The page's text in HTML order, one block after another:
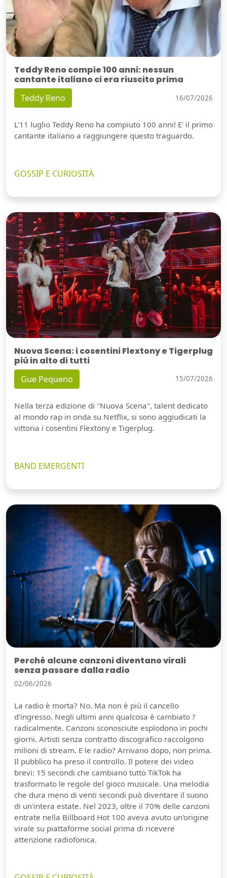
Teddy Reno compie 100 anni: nessun
cantante italiano ci era riuscito prima
Teddy Reno 16/07/2026
L'11 luglio Teddy Reno ha compiuto 100 anni! E' il primo
cantante italiano a raggiungere questo traguardo.
GOSSIP E CURIOSITÀ
Nuova Scena: i cosentini Flextony e Tigerplug
più in alto di tutti
Gue Pequeno 15/07/2026
Nella terza edizione di "Nuova Scena", talent dedicato
al mondo rap in onda su Netflix, si sono aggiudicati la
vittoria i cosentini Flextony e Tigerplug.
BAND EMERGENTI
Perché alcune canzoni diventano virali
senza passare dalla radio
02/06/2026
La radio è morta? No. Ma non è più il cancello
d'ingresso. Negli ultimi anni qualcosa è cambiato ?
radicalmente. Canzoni sconosciute esplodono in pochi
giorni. Artisti senza contratto discografico raccolgono
milioni di stream. E le radio? Arrivano dopo, non prima.
Il pubblico ha preso il controllo. Il potere dei video
brevi: 15 secondi che cambiano tutto TikTok ha
trasformato le regole del gioco musicale. Una melodia
che dura meno di venti secondi può diventare il suono
di un'intera estate. Nel 2023, oltre il 70% delle canzoni
entrate nella Billboard Hot 100 aveva avuto un'origine
virale su piattaforme social prima di ricevere
attenzione radiofonica.